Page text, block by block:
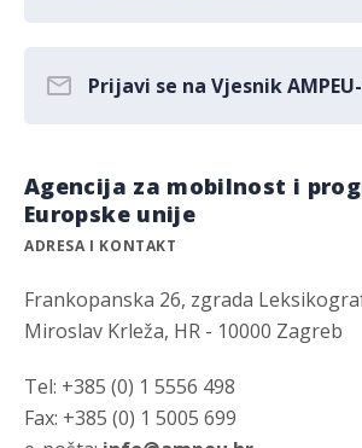
Prijavi se na Vjesnik
Agencija za mobilnost i
Europske unije
ADRESA I KONTAKT
Frankopanska 26, zgrada
Miroslav Krleža, HR - 10000 Zagreb
Tel: +385 (0) 1 5556 498
Fax: +385 (0) 1 5005 699